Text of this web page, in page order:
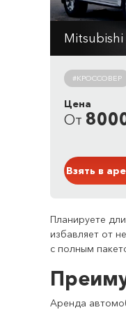
2998 см3/
Привод:
Кузов:
#КРОССОВЕР
Цена
От
Взять в
Планируете
избавляет от
с полным
Аренда